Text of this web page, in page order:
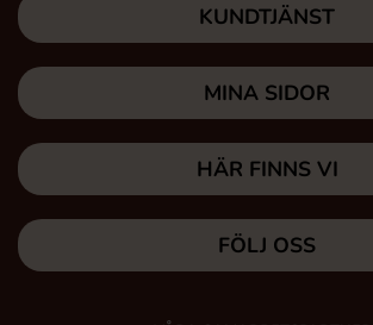
KUNDTJÄNST
MINA SIDOR
HÄR FINNS VI
FÖLJ OSS